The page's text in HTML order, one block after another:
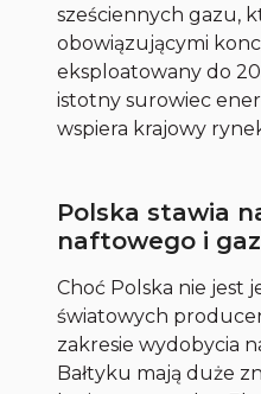
sześciennych gazu,
obowiązującymi
eksploatowany do
istotny surowiec
wspiera krajowy
Polska stawia
naftowego i
Choć Polska nie jest
światowych
zakresie wydobycia
Bałtyku mają duże